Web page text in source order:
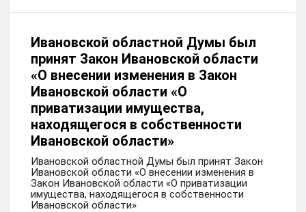
Ивановской областной Думы был
принят Закон Ивановской области
«О внесении изменения в Закон
Ивановской области «О
приватизации имущества,
находящегося в собственности
Ивановской области»
Ивановской областной Думы был принят Закон
Ивановской области «О внесении изменения в
Закон Ивановской области «О приватизации
имущества, находящегося в собственности
Ивановской области»